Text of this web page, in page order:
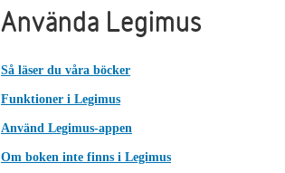
Använda Legimus
Så läser du våra böcker
Funktioner i Legimus
Använd Legimus-appen
Om boken inte finns i Legimus